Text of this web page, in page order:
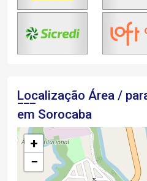
Localização Área /
em Sorocaba
+
−